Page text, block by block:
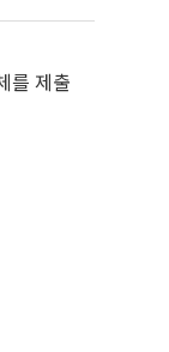
를 제출